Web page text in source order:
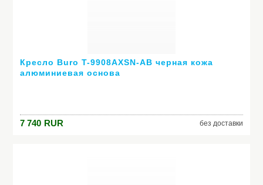
Кресло Buro T-9908AXSN-AB черная кожа
алюминиевая основа
7 740 RUR без доставки